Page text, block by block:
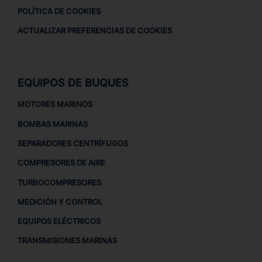
POLÍTICA DE COOKIES
ACTUALIZAR PREFERENCIAS DE COOKIES
EQUIPOS DE BUQUES
MOTORES MARINOS
BOMBAS MARINAS
SEPARADORES CENTRÍFUGOS
COMPRESORES DE AIRE
TURBOCOMPRESORES
MEDICIÓN Y CONTROL
EQUIPOS ELÉCTRICOS
TRANSMISIONES MARINAS